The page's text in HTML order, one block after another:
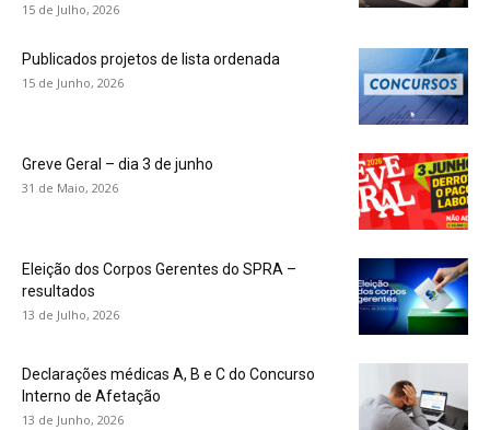
15 de Julho, 2026
Publicados projetos de lista ordenada
15 de Junho, 2026
Greve Geral – dia 3 de junho
31 de Maio, 2026
Eleição dos Corpos Gerentes do SPRA –
resultados
13 de Julho, 2026
Declarações médicas A, B e C do Concurso
Interno de Afetação
13 de Junho, 2026